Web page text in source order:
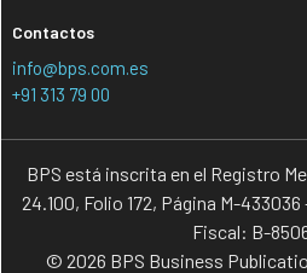
Contactos
info@bps.com.es
+91 313 79 00
BPS está inscrita en el Registro
24.100, Folio 172, Página M-
Fiscal: B-
© 2026 BPS Business